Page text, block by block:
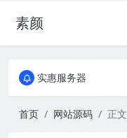
素颜全国免费包邮流量卡
实惠服务器
实惠服务器
首页 网站源码 正文